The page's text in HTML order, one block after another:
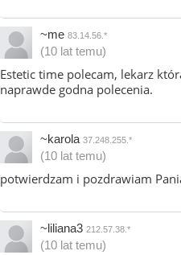
~me 83.14.56.*
(10 lat temu)
Estetic time polecam, lekarz
naprawde godna polecenia.
~karola 37.248.255.*
(10 lat temu)
potwierdzam i pozdrawiam
~liliana3 212.57.38.*
(10 lat temu)